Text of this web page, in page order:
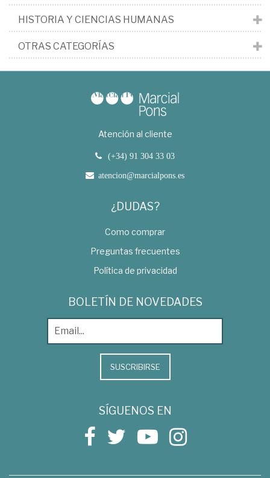
HISTORIA Y CIENCIAS HUMANAS
OTRAS CATEGORÍAS
Atención al cliente
(+34) 91 304 33 03
atencion@marcialpons.es
¿DUDAS?
Como comprar
Preguntas frecuentes
Política de privacidad
BOLETÍN DE NOVEDADES
SUSCRIBIRSE
SÍGUENOS EN